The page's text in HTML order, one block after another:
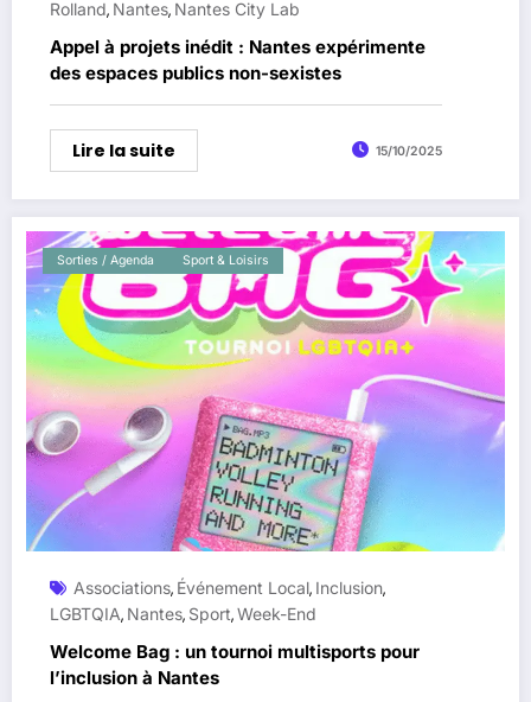
Rolland, Nantes, Nantes City Lab
Appel à projets inédit : Nantes expérimente
des espaces publics non-sexistes
Lire la suite 15/10/2025
Sorties / Agenda Sport & Loisirs
Associations, Événement Local, Inclusion,
LGBTQIA, Nantes, Sport,Week-End
Welcome Bag : un tournoi multisports pour
l’inclusion à Nantes